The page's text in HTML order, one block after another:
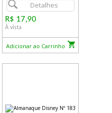
Detalhes
R$ 17,90
À vista
Adicionar ao Carrinho